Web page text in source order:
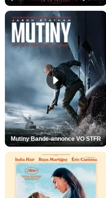
Mutiny Bande-annonce VO STFR